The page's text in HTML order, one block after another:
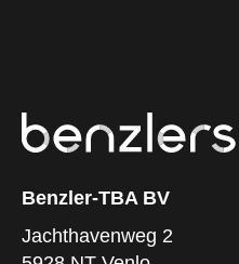
Benzler-TBA BV
Jachthavenweg 2